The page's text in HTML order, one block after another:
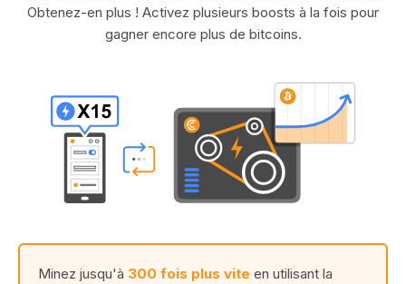
Obtenez-en plus ! Activez plusieurs boosts à la fois pour
gagner encore plus de bitcoins.
Minez jusqu'à 300 fois plus vite en utilisant la